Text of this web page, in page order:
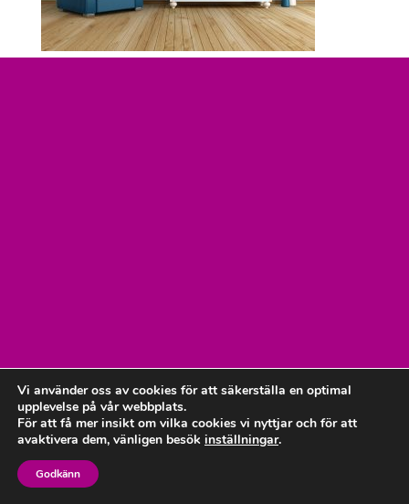
Vi använder oss av cookies för att säkerställa en optimal
upplevelse på vår webbplats.
För att få mer insikt om vilka cookies vi nyttjar och för att
avaktivera dem, vänligen besök inställningar.
Godkänn